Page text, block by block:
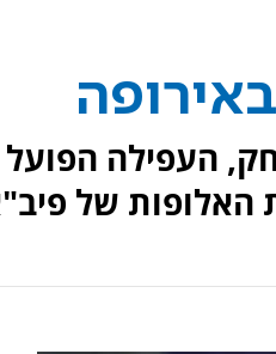
לסיום המשחק, העפילה הפועל